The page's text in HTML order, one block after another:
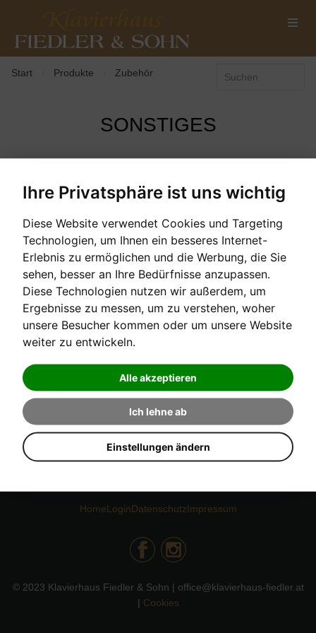
Ihre Privatsphäre ist uns wichtig
Diese Website verwendet Cookies und Targeting
Technologien, um Ihnen ein besseres Internet-
Erlebnis zu ermöglichen und die Werbung, die Sie
sehen, besser an Ihre Bedürfnisse anzupassen.
Diese Technologien nutzen wir außerdem, um
Ergebnisse zu messen, um zu verstehen, woher
unsere Besucher kommen oder um unsere Website
weiter zu entwickeln.
Alle akzeptieren
Ich lehne ab
Einstellungen ändern
Start Produkte Zubehör
SONSTIGES
KEIN EINTRAG GEFUNDEN!
Digitalpiano
Konzertinformationen
ABONNIEREN
HomeLoginDatenschutzImpressum
© 2023 Klavierhaus Fiedler & Sohn | office@klavierhaus-fiedler.at
| Cookies